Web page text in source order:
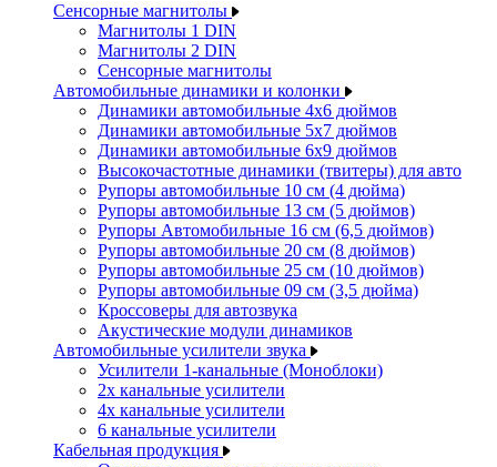
Сенсорные магнитолы
Магнитолы 1 DIN
Магнитолы 2 DIN
Сенсорные магнитолы
Автомобильные динамики и колонки
Динамики автомобильные 4x6 дюймов
Динамики автомобильные 5x7 дюймов
Динамики автомобильные 6x9 дюймов
Высокочастотные динамики (твитеры) для авто
Рупоры автомобильные 10 см (4 дюйма)
Рупоры автомобильные 13 см (5 дюймов)
Рупоры Автомобильные 16 см (6,5 дюймов)
Рупоры автомобильные 20 см (8 дюймов)
Рупоры автомобильные 25 см (10 дюймов)
Рупоры автомобильные 09 см (3,5 дюйма)
Кроссоверы для автозвука
Акустические модули динамиков
Автомобильные усилители звука
Усилители 1-канальные (Моноблоки)
2х канальные усилители
4х канальные усилители
6 канальные усилители
Кабельная продукция